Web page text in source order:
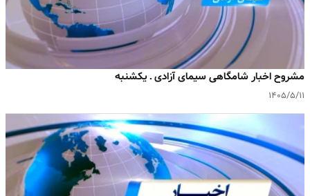
مشروح اخبار شامگاهی سیمای آزادی ـ یکشنبه
۱۴۰۵/۵/۱۱